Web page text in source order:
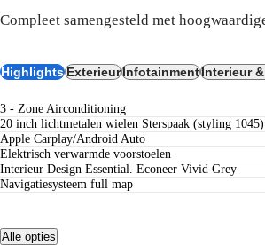
Compleet samengesteld met
HighlightsExterieurInfotainmentInterieur
3 - Zone Airconditioning
20 inch lichtmetalen wielen Sterspaak (styling
Apple Carplay/Android Auto
Elektrisch verwarmde voorstoelen
Interieur Design Essential. Econeer Vivid Grey
navigatiesysteem full map
Alle opties